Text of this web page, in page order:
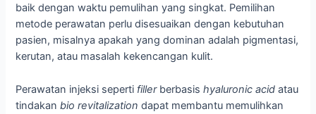
baik dengan waktu pemulihan yang singkat. Pemilihan
metode perawatan perlu disesuaikan dengan kebutuhan
pasien, misalnya apakah yang dominan adalah pigmentasi,
kerutan, atau masalah kekencangan kulit.
Perawatan injeksi seperti fillerberbasishyaluronic acid atau
tindakanbio revitalization dapat membantu memulihkan